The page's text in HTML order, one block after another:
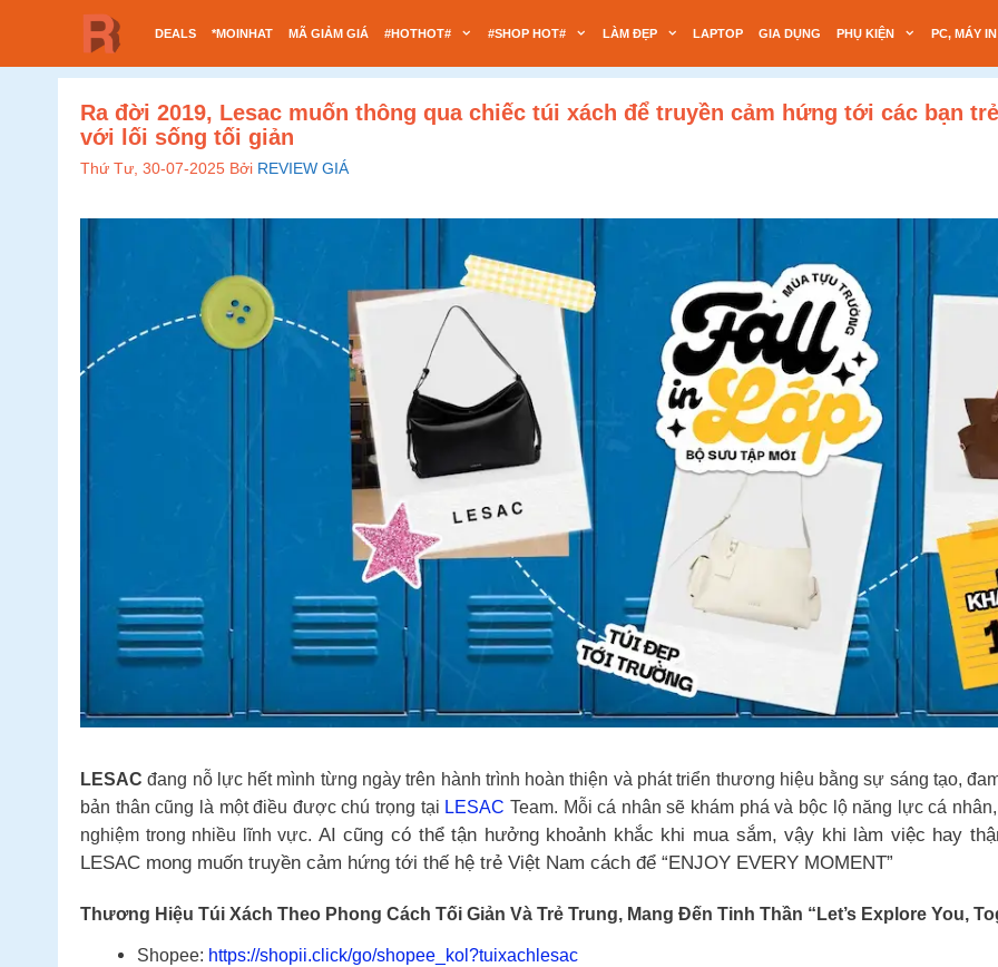
nội
DEALS *MOINHAT MÃ GIẢM GIÁ #HOTHOT# #SHOP HOT# LÀM ĐẸP LAPTOP GIA DỤNG PHỤ KIỆN PC, MÁY IN
Ra đời 2019, Lesac muốn thông qua chiếc túi xách để truyền cảm hứng tới các bạn
với lối sống tối giản
Thứ Tư, 30-07-2025 Bởi REVIEW GIÁ
LESAC đang nỗ lực hết mình từng ngày trên hành trình hoàn thiện và phát triển thương hiệu bằng sự sáng tạo,
bản thân cũng là một điều được chú trọng tại LESAC Team. Mỗi cá nhân sẽ khám phá và bộc lộ năng lực cá
nghiệm trong nhiều lĩnh vực. AI cũng có thể tận hưởng khoảnh khắc khi mua sắm, vậy khi làm việc hay
LESAC mong muốn truyền cảm hứng tới thế hệ trẻ Việt Nam cách để “ENJOY EVERY MOMENT”
Thương Hiệu Túi Xách Theo Phong Cách Tối Giản Và Trẻ Trung, Mang Đến Tinh Thần “Let’s Explore You,
Shopee: https://shopii.click/go/shopee_kol?tuixachlesac